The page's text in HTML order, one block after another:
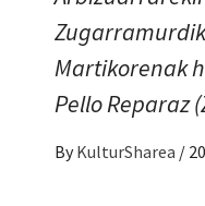
Martikorenak
Pello Reparaz
By KulturSharea /